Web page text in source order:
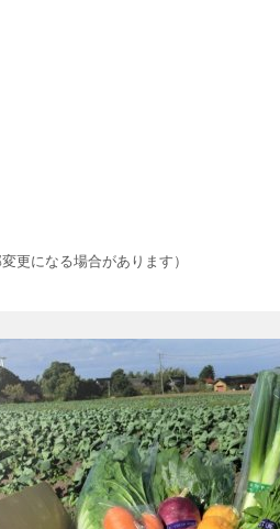
更になる場合があります）